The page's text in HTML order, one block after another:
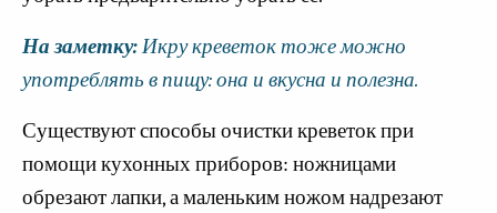
На заметку:Икру креветок тоже можно
употреблять в пищу: она и вкусна и полезна.
Существуют способы очистки креветок при
помощи кухонных приборов: ножницами
обрезают лапки, а маленьким ножом надрезают